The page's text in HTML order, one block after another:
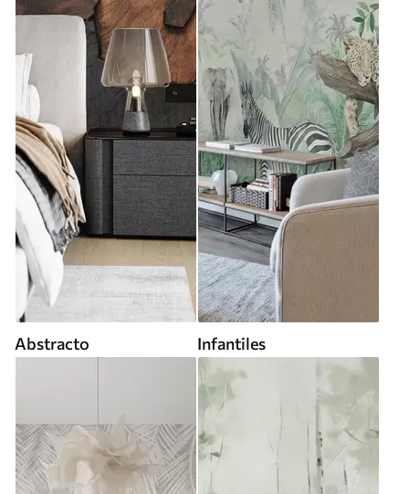
Abstracto Infantiles